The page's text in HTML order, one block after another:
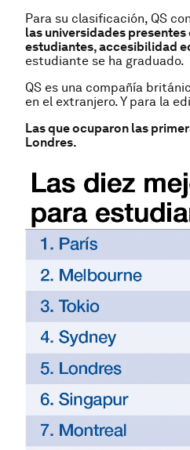
Para su clasificación, QS
las universidades
estudiantes, accesibilidad
estudiante se ha graduado.
QS es una compañía
en el extranjero. Y para la
Las que ocuparon las
Londres.